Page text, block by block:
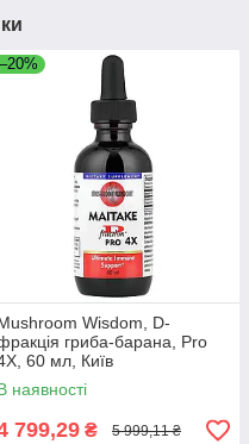
–20%
Wisdom, D-
гриба-барана, Pro
60 мл, Київ
наявності
799,29 ₴ 5 999,11 ₴